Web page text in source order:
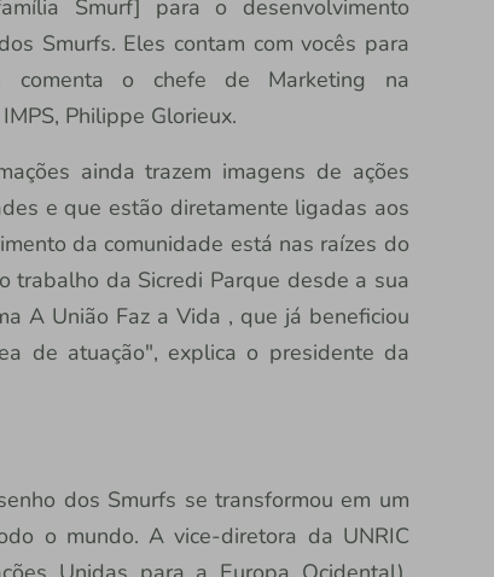
Smurf] para o desenvolvimento
Smurfs. Eles contam com vocês para
comenta o chefe de Marketing na
Philippe Glorieux.
ainda trazem imagens de ações
e que estão diretamente ligadas aos
da comunidade está nas raízes do
trabalho da Sicredi Parque desde a sua
A União Faz a Vida , que já beneficiou
de atuação", explica o presidente da
dos Smurfs se transformou em um
o mundo. A vice-diretora da UNRIC